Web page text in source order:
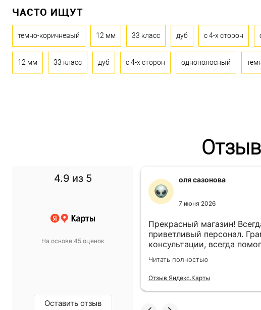
ЧАСТО ИЩУТ
темно-коричневый 12 мм 33 класс дуб с 4-х сторон
12 мм 33 класс дуб с 4-х сторон однополосный
4.9 из 5
На основе 45 оценок
Оставить отзыв
просто супер!
какой хотели.
оля сазонова
7 июня 2026
Прекрасный магазин!
приветливый персонал.
консультации, всегда
выбором! Всё привезли в
назначенный день!
Читать полностью
Отзыв Яндекс.Карты